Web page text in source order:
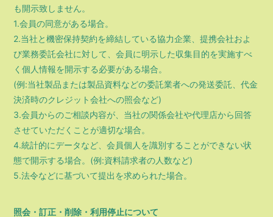
も開示致しません。
1.会員の同意がある場合。
2.当社と機密保持契約を締結している協力企業、提携会社およ
び業務委託会社に対して、会員に明示した収集目的を実施すべ
く個人情報を開示する必要がある場合。
(例:当社製品または製品資料などの委託業者への発送委託、代金
決済時のクレジット会社への照会など)
3.会員からのご相談内容が、当社の関係会社や代理店から回答
させていただくことが適切な場合。
4.統計的にデータなど、会員個人を識別することができない状
態で開示する場合。(例:資料請求者の人数など)
5.法令などに基づいて提出を求められた場合。
照会・訂正・削除・利用停止について